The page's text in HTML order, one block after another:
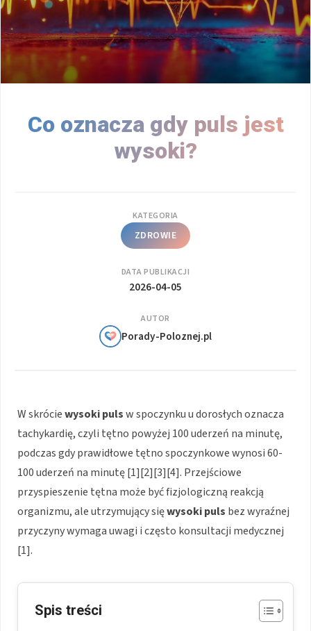
Co oznacza gdy puls jest
wysoki?
KATEGORIA
ZDROWIE
DATA PUBLIKACJI
2026-04-05
AUTOR
Porady-Poloznej.pl
W skróciewysoki pulsw spoczynku u dorosłych oznacza
tachykardię, czyli tętno powyżej 100 uderzeń na minutę,
podczas gdy prawidłowe tętno spoczynkowe wynosi 60-
100 uderzeń na minutę [1][2][3][4]. Przejściowe
przyspieszenie tętna może być fizjologiczną reakcją
organizmu, ale utrzymujący sięwysoki puls bez wyraźnej
przyczyny wymaga uwagi i często konsultacji medycznej
[1].
Spis treści